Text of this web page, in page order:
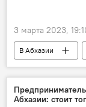
3 марта 2023,
В Абхазии
Абхазии: стоит